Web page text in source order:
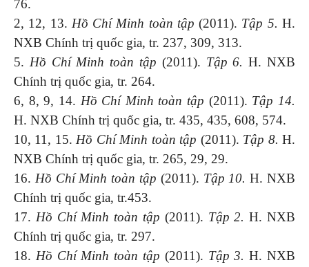
76.
2, 12, 13. Hồ Chí Minh toàn tập (2011). Tập 5. H.
NXB Chính trị quốc gia, tr. 237, 309, 313.
5. Hồ Chí Minh toàn tập (2011). Tập 6. H. NXB
Chính trị quốc gia, tr. 264.
6, 8, 9, 14. Hồ Chí Minh toàn tập (2011). Tập 14.
H. NXB Chính trị quốc gia, tr. 435, 435, 608, 574.
10, 11, 15. Hồ Chí Minh toàn tập (2011). Tập 8. H.
NXB Chính trị quốc gia, tr. 265, 29, 29.
16. Hồ Chí Minh toàn tập (2011). Tập 10. H. NXB
Chính trị quốc gia, tr.453.
17. Hồ Chí Minh toàn tập (2011). Tập 2. H. NXB
Chính trị quốc gia, tr. 297.
18. Hồ Chí Minh toàn tập (2011). Tập 3. H. NXB